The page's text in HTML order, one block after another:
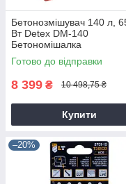
Бетонозмішувач 140 л,
Вт Detex DM-140
Бетономішалка
Готово до відправки
8 399 ₴ 10 498,75 ₴
Купити
–20%